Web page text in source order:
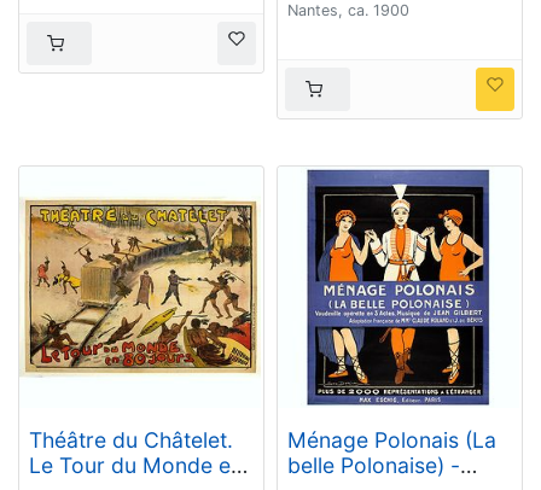
Nantes, ca. 1900
Théâtre du Châtelet.
Le Tour du Monde en
Ménage Polonais (La
belle Polonaise) -